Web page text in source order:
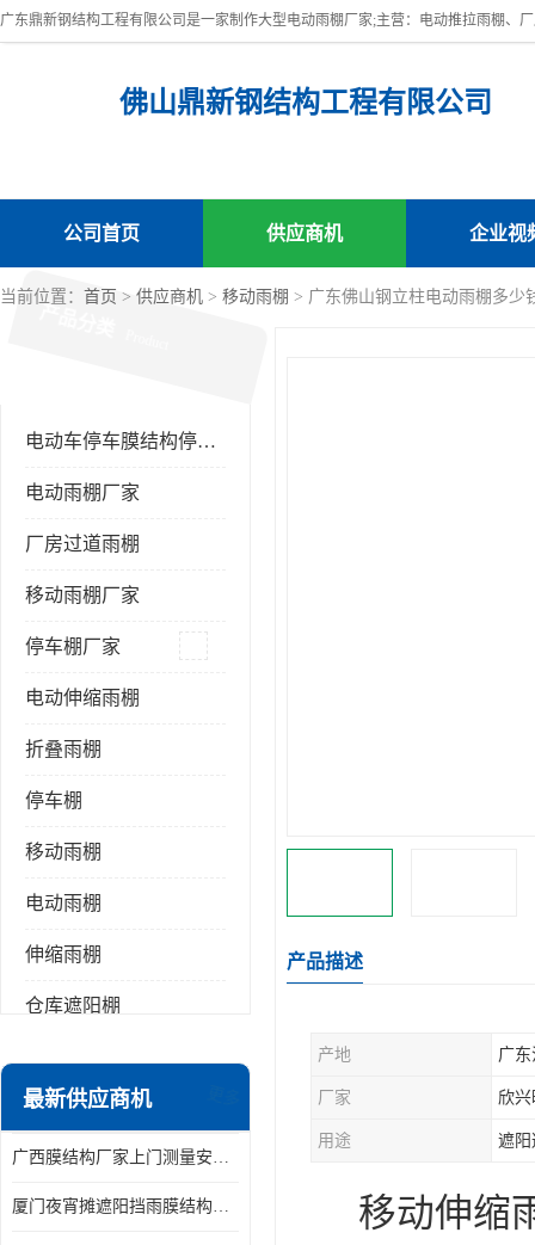
佛山鼎新钢结构工程有限公司
公司首页 供应商机 企业视
当前位置： 首页 > 供应商机 > 移动雨棚 > 广东佛山钢立柱电动雨棚多少
电动车停车膜结构停车棚
电动雨棚厂家
厂房过道雨棚
移动雨棚厂家
停车棚厂家
电动伸缩雨棚
折叠雨棚
停车棚
移动雨棚
电动雨棚
伸缩雨棚
仓库遮阳棚
电动推拉雨棚
膜结构停景观棚
最新供应商机
广西膜结构厂家上门测量安装发货，厂家发货没有差价
厦门夜宵摊遮阳挡雨膜结构雨棚设计 上门测量 款式多
产品描述
产地 广
厂家 欣兴
用途 遮阳
移动伸缩